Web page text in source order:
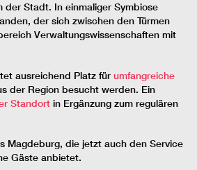
Stadt. In einmaliger Symbiose
der sich zwischen den Türmen
Verwaltungswissenschaften mit
ausreichend Platz für umfangreiche
der Region besucht werden. Ein
Standort in Ergänzung zum regulären
Magdeburg, die jetzt auch den Service
Gäste anbietet.